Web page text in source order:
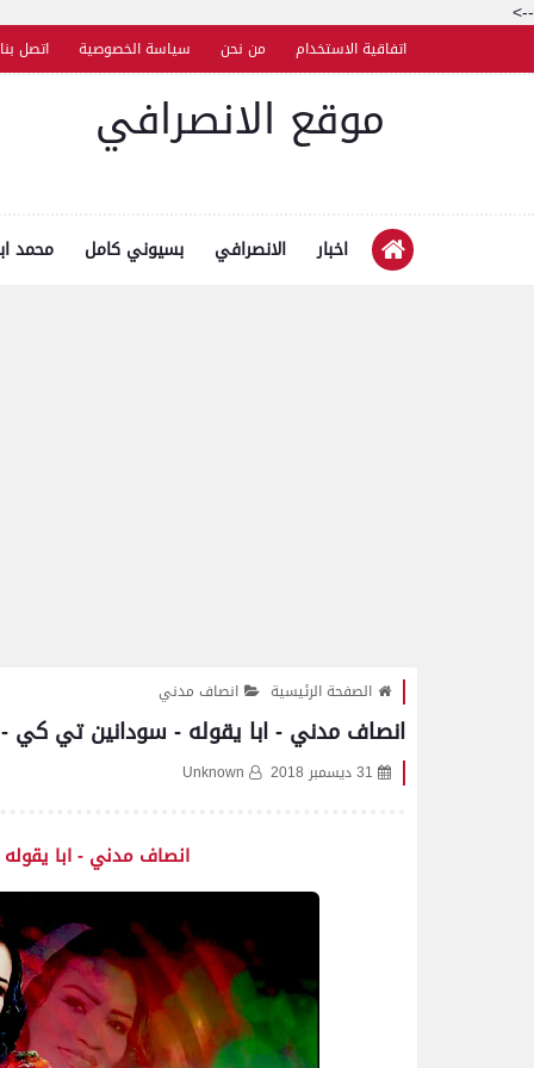
-->
اتفاقية الاستخدام من نحن سياسة الخصوصية اتصل بنا
موقع الانصرافي
اخبار الانصرافي بسيوني كامل محمد
الصفحة الرئيسية انصاف مدني
انصاف مدني - ابا يقوله - سودانين تي كي -
31 ديسمبر 2018 Unknown
انصاف مدني - ابا يقوله